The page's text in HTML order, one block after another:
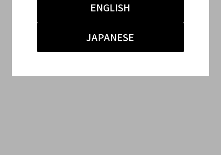
ENGLISH
JAPANESE
#竹下 ドメスティック